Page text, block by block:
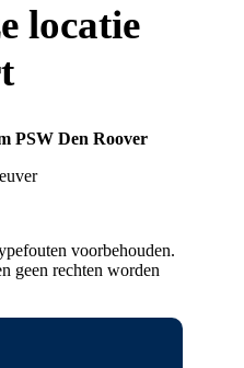
locatie
PSW Den Roover
voorbehouden.
geen rechten worden